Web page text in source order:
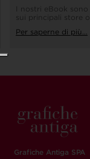
I nostri eBook
sui principali store
Per saperne di più...
Grafiche Antiga SPA